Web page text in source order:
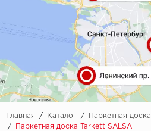
Кварцвиниловая плитка
Ламинат
Ковролин
Линолеум
Паркет
Главная / Каталог / Паркетная доска
/
Паркетная доска Tarkett SALSA